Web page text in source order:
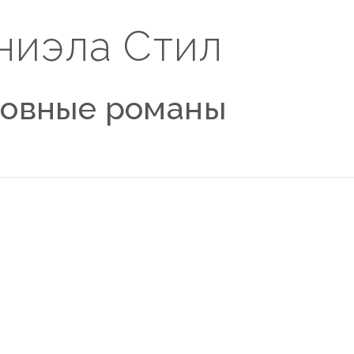
Стил
романы